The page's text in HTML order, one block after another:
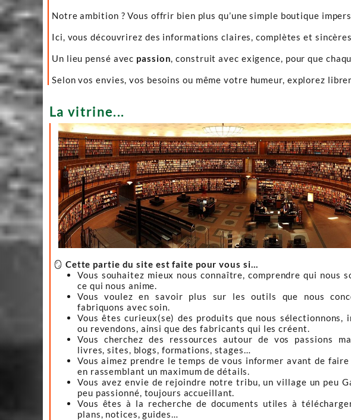
Notre ambition ? Vous offrir bien plus qu’une simple boutique
Ici, vous découvrirez des informations claires, complètes et
Un lieu pensé avec passion, construit avec exigence, pour que
Selon vos envies, vos besoins ou même votre humeur, explorez
La vitrine...
🪞 Cette partie du site est faite pour vous si…
Vous souhaitez mieux nous connaître, comprendre qui nous
ce qui nous anime.
Vous voulez en savoir plus sur les outils que nous
fabriquons avec soin.
Vous êtes curieux(se) des produits que nous sélectionnons,
ou revendons, ainsi que des fabricants qui les créent.
Vous cherchez des ressources autour de vos passions
livres, sites, blogs, formations, stages…
Vous aimez prendre le temps de vous informer avant de faire
en rassemblant un maximum de détails.
Vous avez envie de rejoindre notre tribu, un village un peu
peu passionné, toujours accueillant.
Vous êtes à la recherche de documents utiles à
plans, notices, guides…